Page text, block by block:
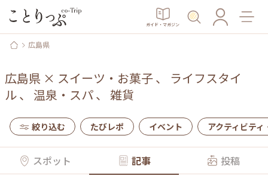
ガイド・マガジン
広島県
広島県 × スイーツ・お菓子、 ライフスタイ
ル、 温泉・スパ、 雑貨
絞り込む たびレポ イベント アクティビティ
スポット 記事 投稿